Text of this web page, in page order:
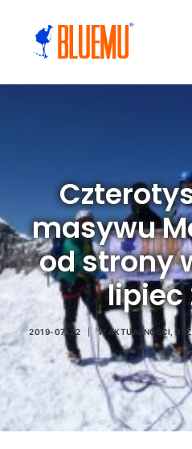
masywu
od strony
lipiec
2019-07-22 W AKTUALNOŚCI